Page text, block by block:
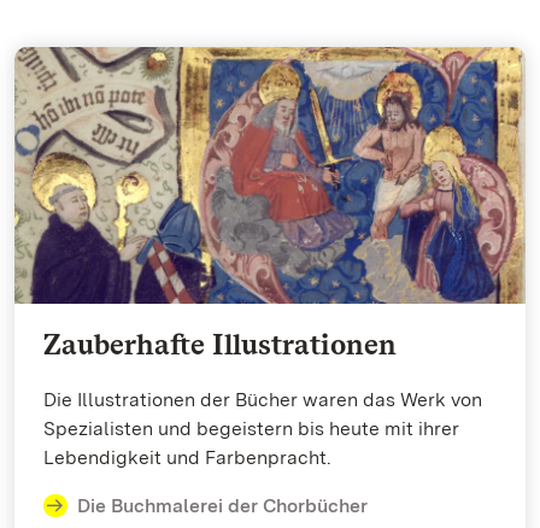
Zauberhafte Illustrationen
Die Illustrationen der Bücher waren das Werk von
Spezialisten und begeistern bis heute mit ihrer
Lebendigkeit und Farbenpracht.
Die Buchmalerei der Chorbücher